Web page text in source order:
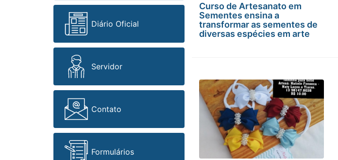
Diário Oficial
Servidor
Contato
Formulários
Curso de Artesanato em
Sementes ensina a
transformar as sementes de
diversas espécies em arte